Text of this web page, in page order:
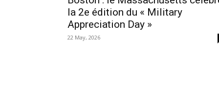
la 2e édition du « Military
Appreciation Day »
22 May, 2026